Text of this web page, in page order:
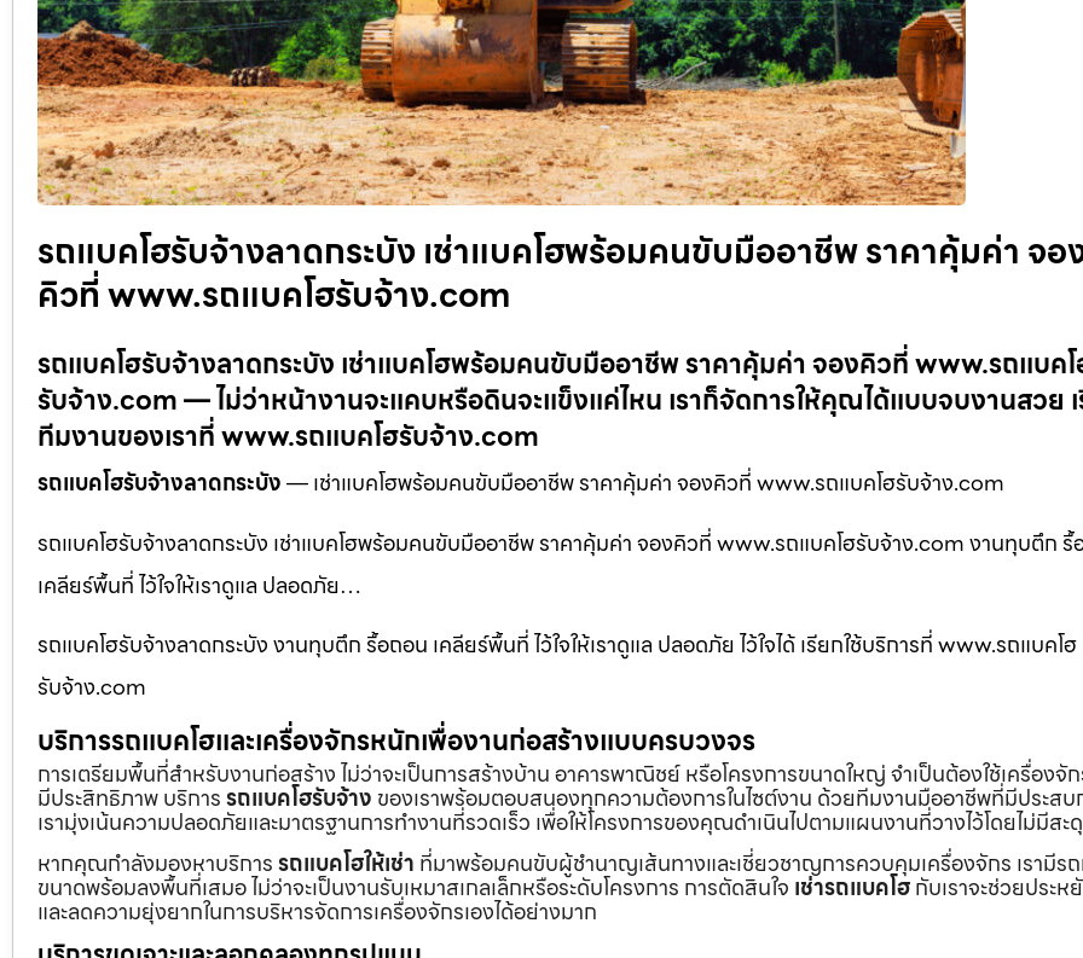
รถแบคโฮรับจ้างลาดกระบัง เช่าแบคโฮพร้อมคนขับมืออาชีพ ราคาคุ้มค่า จอ
คิวที่ www.รถแบคโฮรับจ้าง.com
รถแบคโฮรับจ้างลาดกระบัง เช่าแบคโฮพร้อมคนขับมืออาชีพ ราคาคุ้มค่า จองคิวที่ www.รถแบค
รับจ้าง.com — ไม่ว่าหน้างานจะแคบหรือดินจะแข็งแค่ไหน เราก็จัดการให้คุณได้แบบจบงานสวย
ทีมงานของเราที่ www.รถแบคโฮรับจ้าง.com
รถแบคโฮรับจ้างลาดกระบัง— เช่าแบคโฮพร้อมคนขับมืออาชีพ ราคาคุ้มค่า จองคิวที่ www.รถแบคโฮรับจ้าง.com
รถแบคโฮรับจ้างลาดกระบัง เช่าแบคโฮพร้อมคนขับมืออาชีพ ราคาคุ้มค่า จองคิวที่ www.รถแบคโฮรับจ้าง.com งานทุบตึก
เคลียร์พื้นที่ ไว้ใจให้เราดูแล ปลอดภัย…
รถแบคโฮรับจ้างลาดกระบัง งานทุบตึก รื้อถอน เคลียร์พื้นที่ ไว้ใจให้เราดูแล ปลอดภัย ไว้ใจได้ เรียกใช้บริการที่ www.รถแบคโฮ
รับจ้าง.com
บริการรถแบคโฮและเครื่องจักรหนักเพื่องานก่อสร้างแบบครบวงจร
การเตรียมพื้นที่สำหรับงานก่อสร้าง ไม่ว่าจะเป็นการสร้างบ้าน อาคารพาณิชย์ หรือโครงการขนาดใหญ่ จำเป็นต้องใช้เครื่อง
มีประสิทธิภาพ บริการรถแบคโฮรับจ้าง ของเราพร้อมตอบสนองทุกความต้องการในไซต์งาน ด้วยทีมงานมืออาชีพที่มีประส
เรามุ่งเน้นความปลอดภัยและมาตรฐานการทำงานที่รวดเร็ว เพื่อให้โครงการของคุณดำเนินไปตามแผนงานที่วางไว้โดยไม่มีสะ
หากคุณกำลังมองหาบริการรถแบคโฮให้เช่า ที่มาพร้อมคนขับผู้ชำนาญเส้นทางและเชี่ยวชาญการควบคุมเครื่องจักร เรามีร
ขนาดพร้อมลงพื้นที่เสมอ ไม่ว่าจะเป็นงานรับเหมาสเกลเล็กหรือระดับโครงการ การตัดสินใจ เช่ารถแบคโฮกับเราจะช่วยประ
และลดความยุ่งยากในการบริหารจัดการเครื่องจักรเองได้อย่างมาก